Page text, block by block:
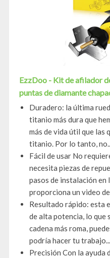
EzzDoo - Kit de afilador
puntas de diamante
Duradero: la última
titanio más dura que
más de vida útil que las
titanio. Por lo tanto,
Fácil de usar No
necesita piezas de
pasos de instalación en
proporciona un video
Resultado rápido: esta
de alta potencia, lo que
cadena más roma,
podría hacer tu trabajo...
Precisión Con la ayuda